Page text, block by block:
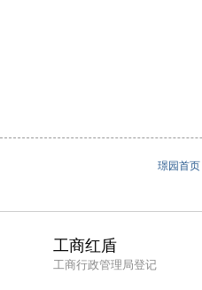
璟园首页|
工商红盾
工商行政管理局登记